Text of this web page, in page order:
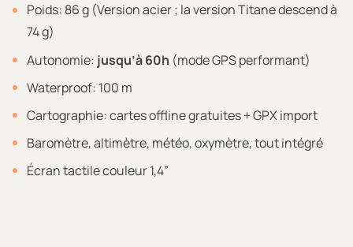
Poids: 86 g (Version acier ; la version Titane descend à
74 g)
Autonomie: jusqu’à 60h (mode GPS performant)
Waterproof: 100 m
Cartographie: cartes offline gratuites + GPX import
Baromètre, altimètre, météo, oxymètre, tout intégré
Écran tactile couleur 1,4”